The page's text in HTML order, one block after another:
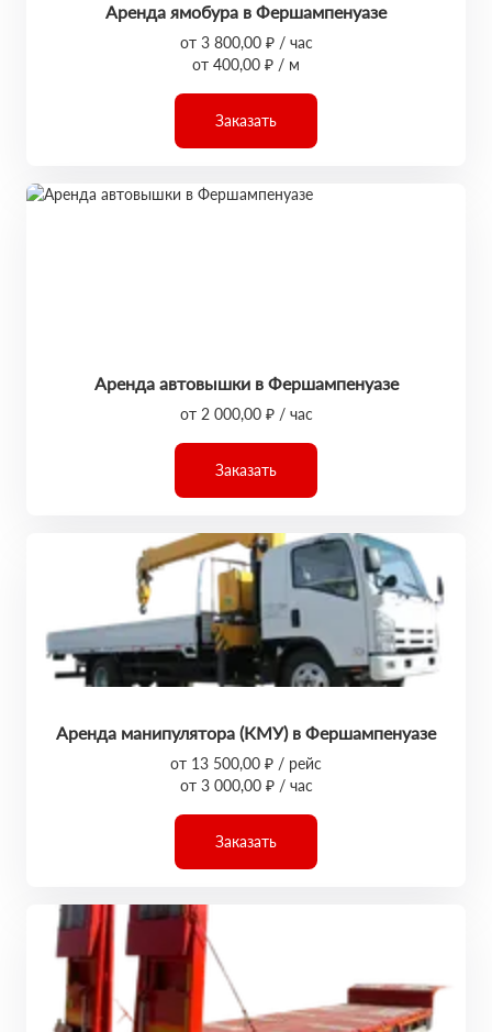
Аренда ямобура в Фершампенуазе
от 3 800,00 ₽ / час
от 400,00 ₽ / м
Заказать
Аренда автовышки в Фершампенуазе
от 2 000,00 ₽ / час
Заказать
Аренда манипулятора (КМУ) в Фершампенуазе
от 13 500,00 ₽ / рейс
от 3 000,00 ₽ / час
Заказать